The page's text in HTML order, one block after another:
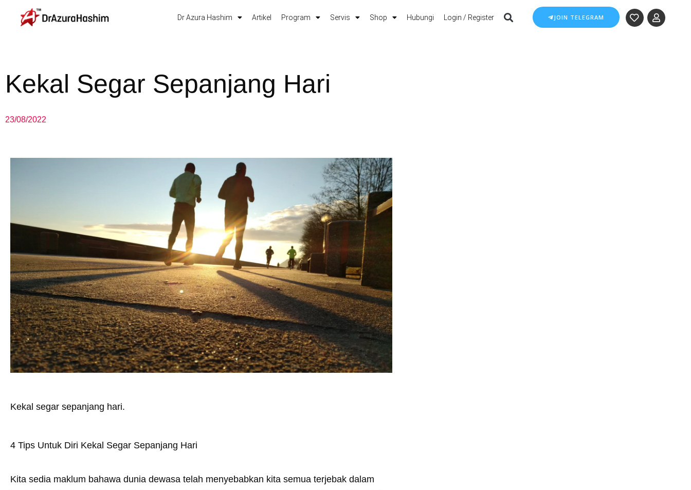
Dr Azura Hashim Artikel Program Servis Shop Hubungi Login / Register JOIN TELEGRAM
Kekal Segar Sepanjang Hari
23/08/2022
Kekal segar sepanjang hari.
4 Tips Untuk Diri Kekal Segar Sepanjang Hari
Kita sedia maklum bahawa dunia dewasa telah menyebabkan kita semua terjebak dalam